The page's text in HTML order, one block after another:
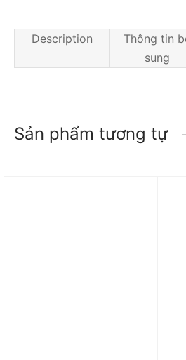
Description
Thông tin
sung
Sản phẩm tương tự